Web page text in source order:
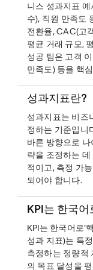
니스 성과지표
수), 직원 만족도
전환율, CAC(고
평균 거래 규모,
성공 팀은 고객
만족도) 등을 핵
성과지표란?
성과지표는 비즈
정하는 기준입니
바른 방향으로
략을 조정하는
적이고, 측정 가
되어야 합니다.
KPI는 한국
KPI는 한국어로'
성과 지표)는 특
측정하는 정량적
의 목표 달성을